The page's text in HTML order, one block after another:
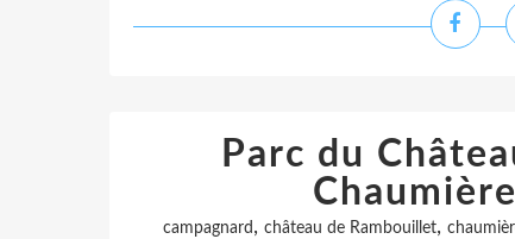
Parc du
campagnard , château de Rambouillet,